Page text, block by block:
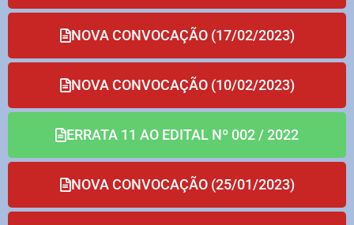
NOVA CONVOCAÇÃO (17/02/2023)
NOVA CONVOCAÇÃO (10/02/2023)
ERRATA 11 AO EDITAL Nº 002 / 2022
NOVA CONVOCAÇÃO (25/01/2023)